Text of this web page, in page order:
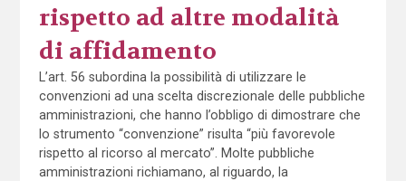
rispetto ad altre modalità
di affidamento
L’art. 56 subordina la possibilità di utilizzare le
convenzioni ad una scelta discrezionale delle pubbliche
amministrazioni, che hanno l’obbligo di dimostrare che
lo strumento “convenzione” risulta “più favorevole
rispetto al ricorso al mercato”. Molte pubbliche
amministrazioni richiamano, al riguardo, la